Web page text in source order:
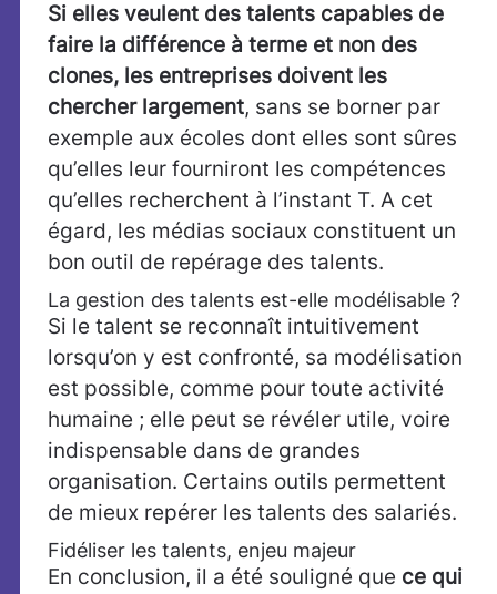
Si elles veulent des talents capables de
faire la différence à terme et non des
clones, les entreprises doivent les
chercher largement, sans se borner par
exemple aux écoles dont elles sont sûres
qu’elles leur fourniront les compétences
qu’elles recherchent à l’instant T. A cet
égard, les médias sociaux constituent un
bon outil de repérage des talents.
La gestion des talents est-elle modélisable ?
Si le talent se reconnaît intuitivement
lorsqu’on y est confronté, sa modélisation
est possible, comme pour toute activité
humaine ; elle peut se révéler utile, voire
indispensable dans de grandes
organisation. Certains outils permettent
de mieux repérer les talents des salariés.
Fidéliser les talents, enjeu majeur
En conclusion, il a été souligné que ce qui